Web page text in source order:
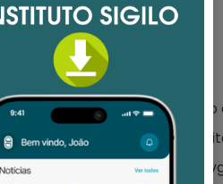
que explica como o usuário
no nível do
analytics/